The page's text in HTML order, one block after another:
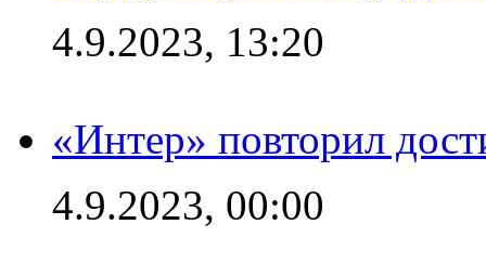
4.9.2023, 13:20
«Интер» повторил
4.9.2023, 00:00